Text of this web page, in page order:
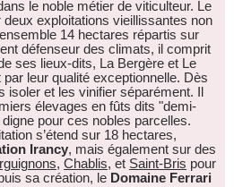
le noble métier de viticulteur. Le
exploitations vieillissantes non
14 hectares répartis sur
défenseur des climats, il comprit
ses lieux-dits, La Bergère et Le
leur qualité exceptionnelle. Dès
isoler et les vinifier séparément. Il
élevages en fûts dits "demi-
pour ces nobles parcelles.
s’étend sur 18 hectares,
Irancy, mais également sur des
, Chablis, et Saint-Bris pour
sa création, le Domaine Ferrari